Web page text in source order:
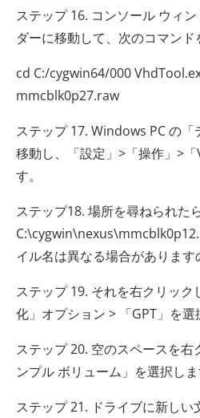
ステップ 16. コンソール ウィ
ダーに移動して、次のコマンド
cd C:/cygwin64/000
mmcblk0p27.raw
ステップ 17. Windows PC の
移動し、「設定」>「操作」>
す。
ステップ18. 場所を尋ねられたら
イル名は異なる場合があります
ステップ 19. それを右クリック
化」オプション > 「GPT」を選
ステップ 20. 空のスペースを
ンプル ボリューム」を選択しま
ステップ 21. ドライブに新し